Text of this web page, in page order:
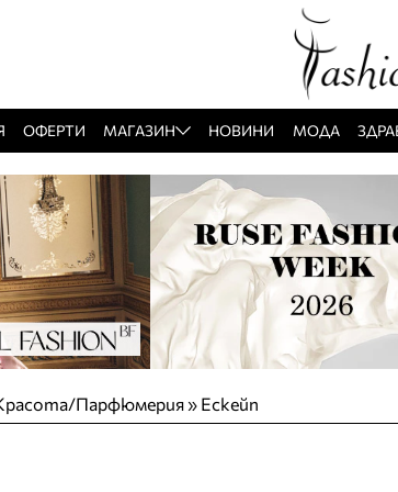
ОФЕРТИ МАГАЗИН НОВИНИ МОДА
Парфюмерия» Ескейп